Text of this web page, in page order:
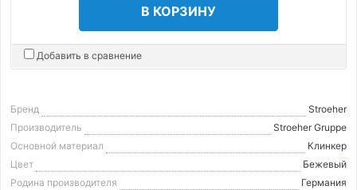
В КОРЗИНУ
Добавить в сравнение
Бренд
Stroeher
Производитель
Stroeher Gruppe
Основной материал
Клинкер
Цвет
Бежевый
Родина производителя
Германия